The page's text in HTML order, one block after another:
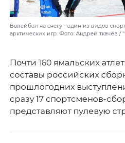
Волейбол на снегу - один из видов
арктических игр. Фото: Андрей ткачёв
Почти 160 ямальских
составы российских
прошлогодних
сразу 17 спортсменов-
представляют пулевую